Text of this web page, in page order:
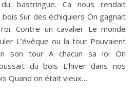
bastringue. Ca nous rendait
Sur des échiquiers On gagnait
Contre un cavalier Le monde
L’évêque ou la tour Pouvaient
son tour A chacun sa loi On
du bois L’hiver dans nos
Quand on était vieux…